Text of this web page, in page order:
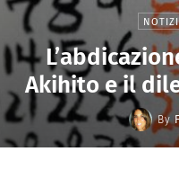
Akihito e il
By